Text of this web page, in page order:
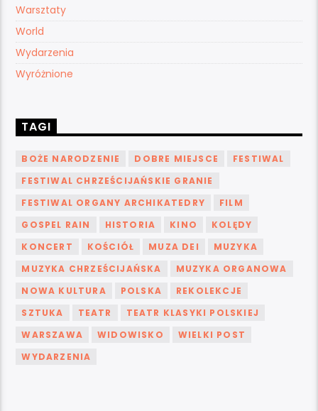
Warsztaty
World
Wydarzenia
Wyróżnione
TAGI
BOŻE NARODZENIE DOBRE MIEJSCE
FESTIWAL
FESTIWAL CHRZEŚCIJAŃSKIE GRANIE
FESTIWAL ORGANY ARCHIKATEDRY
FILM
GOSPEL RAIN
HISTORIA KINO
KOLĘDY
KONCERT
KOŚCIÓŁ MUZA DEI
MUZYKA
MUZYKA CHRZEŚCIJAŃSKA
MUZYKA ORGANOWA
NOWA KULTURA
POLSKA
REKOLEKCJE
SZTUKA
TEATR
TEATR KLASYKI POLSKIEJ
WARSZAWA
WIDOWISKO
WIELKI POST
WYDARZENIA